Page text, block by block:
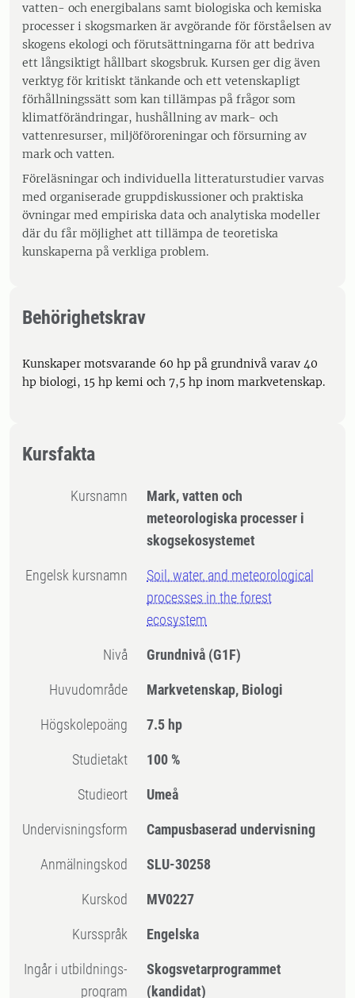
vatten- och energibalans samt biologiska och kemiska
processer i skogsmarken är avgörande för förståelsen av
skogens ekologi och förutsättningarna för att bedriva
ett långsiktigt hållbart skogsbruk. Kursen ger dig även
verktyg för kritiskt tänkande och ett vetenskapligt
förhållningssätt som kan tillämpas på frågor som
klimatförändringar, hushållning av mark- och
vattenresurser, miljöföroreningar och försurning av
mark och vatten.
Föreläsningar och individuella litteraturstudier varvas
med organiserade gruppdiskussioner och praktiska
övningar med empiriska data och analytiska modeller
där du får möjlighet att tillämpa de teoretiska
kunskaperna på verkliga problem.
Behörighetskrav
Kunskaper motsvarande 60 hp på grundnivå varav 40
hp biologi, 15 hp kemi och 7,5 hp inom markvetenskap.
Kursfakta
Kursnamn
Mark, vatten och
meteorologiska processer i
skogsekosystemet
Engelsk kursnamn
Soil, water, and meteorological
processes in the forest
ecosystem
Nivå Grundnivå (G1F)
Huvudområde Markvetenskap, Biologi
högskolepoäng 7.5 hp
Studietakt 100 %
Studieort Umeå
Undervisningsform Campusbaserad undervisning
Anmälningskod SLU-30258
Kurskod MV0227
Kursspråk Engelska
Ingår i utbildnings-
program
Skogsvetarprogrammet
(kandidat)